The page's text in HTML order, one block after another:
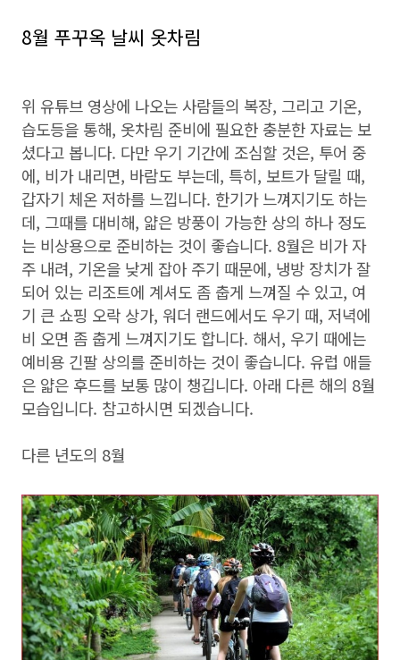
8월 푸꾸옥 날씨 옷차림
위 유튜브 영상에 나오는 사람들의 복장, 그리고 기온,
습도등을 통해, 옷차림 준비에 필요한 충분한 자료는 보
셨다고 봅니다. 다만 우기 기간에 조심할 것은, 투어 중
에, 비가 내리면, 바람도 부는데, 특히, 보트가 달릴 때,
갑자기 체온 저하를 느낍니다. 한기가 느껴지기도 하는
데, 그때를 대비해, 얇은 방풍이 가능한 상의 하나 정도
는 비상용으로 준비하는 것이 좋습니다. 8월은 비가 자
주 내려, 기온을 낮게 잡아 주기 때문에, 냉방 장치가 잘
되어 있는 리조트에 계셔도 좀 춥게 느껴질 수 있고, 여
기 큰 쇼핑 오락 상가, 워더 랜드에서도 우기 때, 저녁에
비 오면 좀 춥게 느껴지기도 합니다. 해서, 우기 때에는
예비용 긴팔 상의를 준비하는 것이 좋습니다. 유럽 애들
은 얇은 후드를 보통 많이 챙깁니다. 아래 다른 해의 8월
모습입니다. 참고하시면 되겠습니다.
다른 년도의 8월